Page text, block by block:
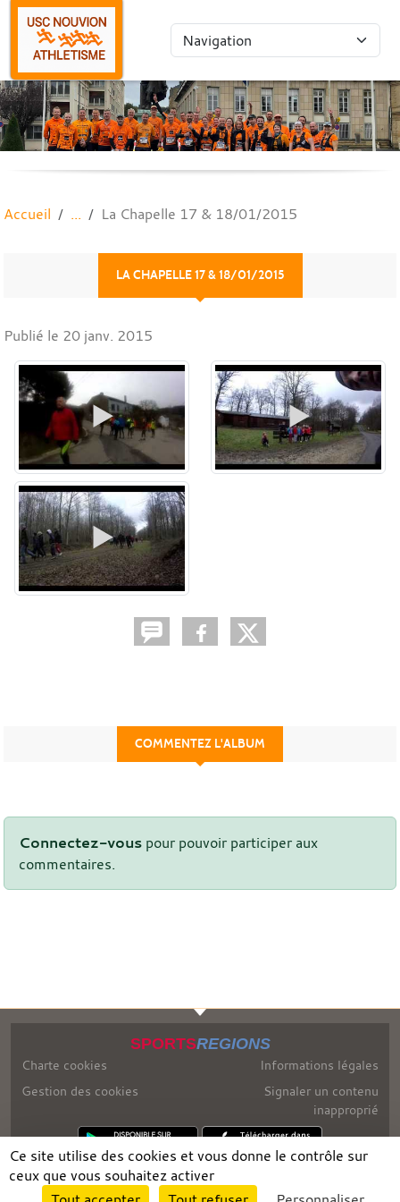
Accueil La Chapelle 17 & 18/01/2015
LA CHAPELLE 17 & 18/01/2015
Publié le 20 janv. 2015
COMMENTEZ L'ALBUM
Connectez-vous pour pouvoir participer aux
commentaires.
SPORTSREGIONS
Charte cookies
Gestion des cookies
Informations légales
Signaler un contenu
inapproprié
Panneau de gestion des cookies
Ce site utilise des cookies et vous donne le contrôle sur
ceux que vous souhaitez activer